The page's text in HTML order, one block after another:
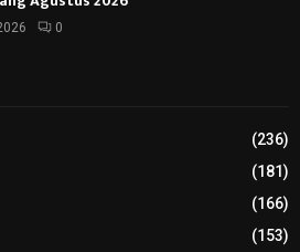
0
(236)
(181)
(166)
(153)